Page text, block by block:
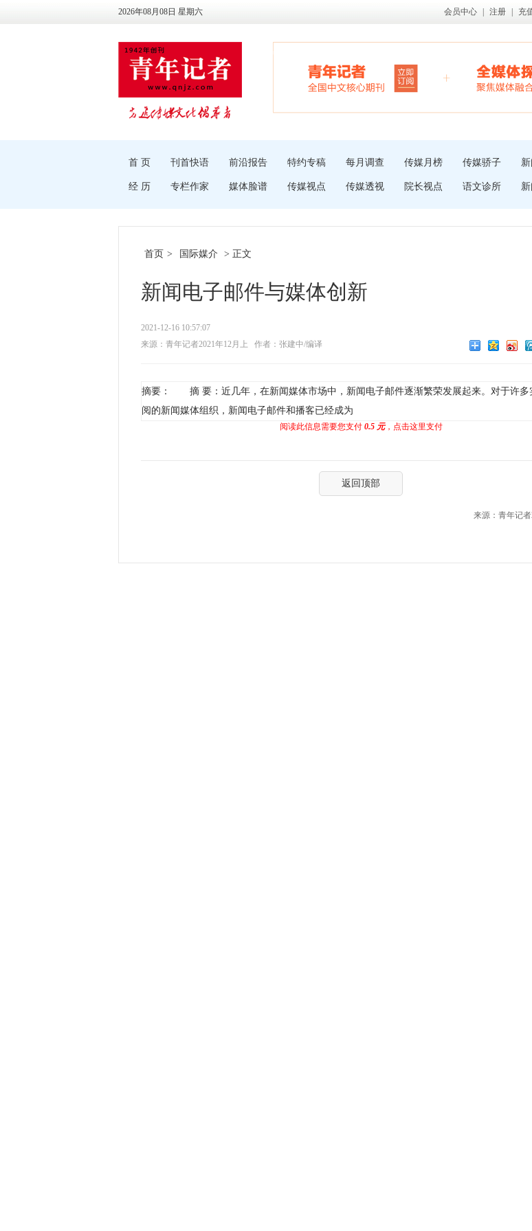
2026年08月08日 星期六 会员中心 注册 充
首 页 刊首快语 前沿报告 特约专稿 每月调查 传媒月榜 传媒骄子
经 历 专栏作家 媒体脸谱 传媒视点 传媒透视 院长视点 语文诊所
首页 > 国际媒介 > 正文
新闻电子邮件与媒体创新
2021-12-16 10:57:07
来源：青年记者2021年12月上
作者：张建中/编译
摘要： 摘 要：近几年，在新闻媒体市场中，新闻电子邮件逐渐繁荣发展起来。对于许多
阅的新闻媒体组织，新闻电子邮件和播客已经成为
阅读此信息需要您支付 0.5 元，点击这里支付
返回顶部
来源：青年记者